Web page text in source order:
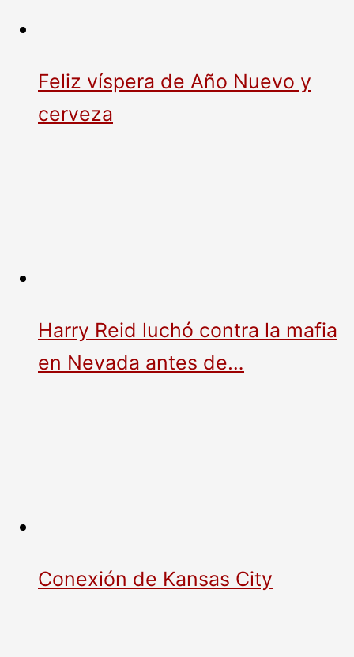
Feliz víspera de Año Nuevo y
cerveza
Harry Reid luchó contra la mafia
en Nevada antes de…
Conexión de Kansas City